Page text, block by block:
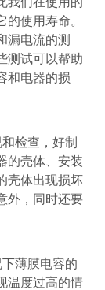
使用寿命。
漏电流的测
测试可以帮助
和电器的损
检查，好制
的壳体、安装
壳体出现损坏
外，同时还要
薄膜电容的
温度过高的情